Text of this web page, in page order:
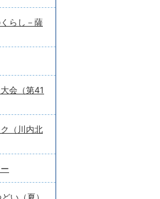
らし－薩
会（第41
（川内北